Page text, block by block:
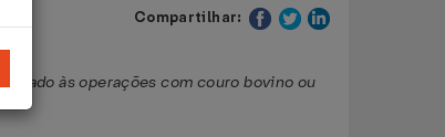
Compartilhar:
às operações com couro bovino ou